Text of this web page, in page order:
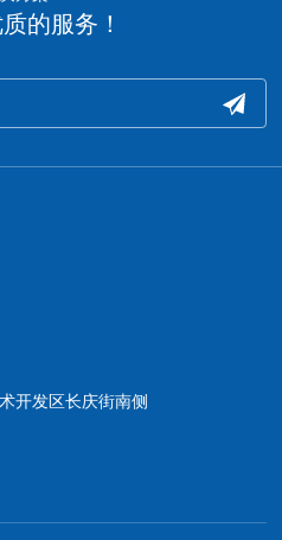
的服务！
开发区长庆街南侧